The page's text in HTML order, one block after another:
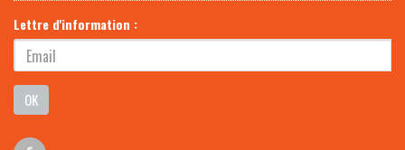
Lettre d'information :
OK